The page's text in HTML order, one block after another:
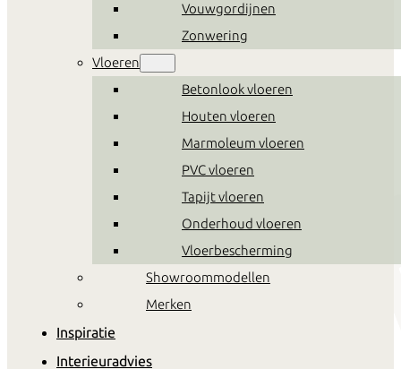
Vouwgordijnen
Zonwering
Vloeren
Betonlook vloeren
Houten vloeren
Marmoleum vloeren
PVC vloeren
Tapijt vloeren
Onderhoud vloeren
Vloerbescherming
Showroommodellen
Merken
Inspiratie
Interieuradvies